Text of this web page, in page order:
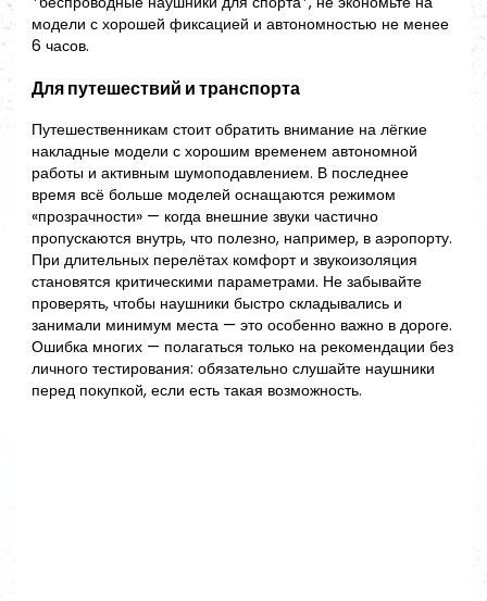
модели с хорошей фиксацией и автономностью не менее
6 часов.
Для путешествий и транспорта
Путешественникам стоит обратить внимание на лёгкие
накладные модели с хорошим временем автономной
работы и активным шумоподавлением. В последнее
время всё больше моделей оснащаются режимом
«прозрачности» — когда внешние звуки частично
пропускаются внутрь, что полезно, например, в аэропорту.
При длительных перелётах комфорт и звукоизоляция
становятся критическими параметрами. Не забывайте
проверять, чтобы наушники быстро складывались и
занимали минимум места — это особенно важно в дороге.
Ошибка многих — полагаться только на рекомендации без
личного тестирования: обязательно слушайте наушники
перед покупкой, если есть такая возможность.